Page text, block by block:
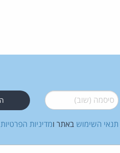
סיסמה (שוב)*
תנאי השימוש באתר ומדיניות הפרטיות